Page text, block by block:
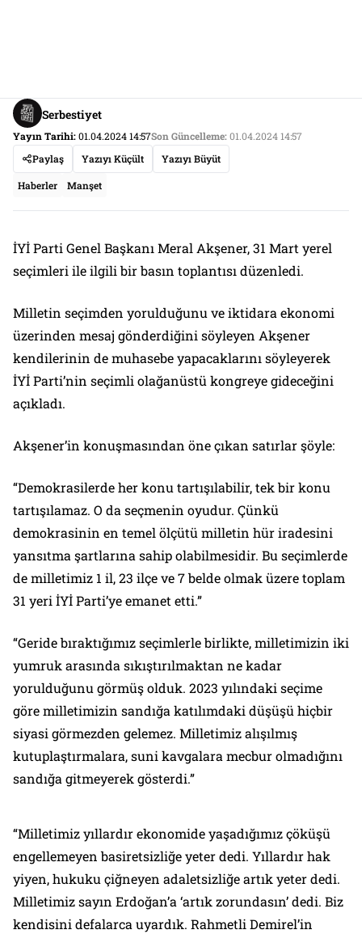
Serbestiyet
Yayın Tarihi:01.04.2024 14:57Son Güncelleme:01.04.2024 14:57
Paylaş
Yazıyı Küçült Yazıyı Büyüt
Haberler Manşet
İYİ Parti Genel Başkanı Meral Akşener, 31 Mart yerel
seçimleri ile ilgili bir basın toplantısı düzenledi.
Milletin seçimden yorulduğunu ve iktidara ekonomi
üzerinden mesaj gönderdiğini söyleyen Akşener
kendilerinin de muhasebe yapacaklarını söyleyerek
İYİ Parti’nin seçimli olağanüstü kongreye gideceğini
açıkladı.
Akşener’in konuşmasından öne çıkan satırlar şöyle:
“Demokrasilerde her konu tartışılabilir, tek bir konu
tartışılamaz. O da seçmenin oyudur. Çünkü
demokrasinin en temel ölçütü milletin hür iradesini
yansıtma şartlarına sahip olabilmesidir. Bu seçimlerde
de milletimiz 1 il, 23 ilçe ve 7 belde olmak üzere toplam
31 yeri İYİ Parti’ye emanet etti.”
“Geride bıraktığımız seçimlerle birlikte, milletimizin iki
yumruk arasında sıkıştırılmaktan ne kadar
yorulduğunu görmüş olduk. 2023 yılındaki seçime
göre milletimizin sandığa katılımdaki düşüşü hiçbir
siyasi görmezden gelemez. Milletimiz alışılmış
kutuplaştırmalara, suni kavgalara mecbur olmadığını
sandığa gitmeyerek gösterdi.”
“Milletimiz yıllardır ekonomide yaşadığımız çöküşü
engellemeyen basiretsizliğe yeter dedi. Yıllardır hak
yiyen, hukuku çiğneyen adaletsizliğe artık yeter dedi.
Milletimiz sayın Erdoğan’a ‘artık zorundasın’ dedi. Biz
kendisini defalarca uyardık. Rahmetli Demirel’in